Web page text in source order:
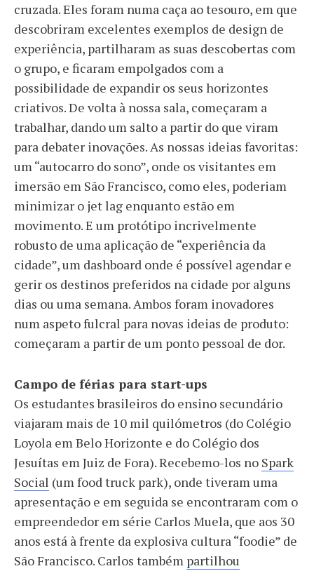
cruzada. Eles foram numa caça ao tesouro, em que
descobriram excelentes exemplos de design de
experiência, partilharam as suas descobertas com
o grupo, e ficaram empolgados com a
possibilidade de expandir os seus horizontes
criativos. De volta à nossa sala, começaram a
trabalhar, dando um salto a partir do que viram
para debater inovações. As nossas ideias favoritas:
um “autocarro do sono”, onde os visitantes em
imersão em São Francisco, como eles, poderiam
minimizar o jet lag enquanto estão em
movimento. E um protótipo incrivelmente
robusto de uma aplicação de “experiência da
cidade”, um dashboard onde é possível agendar e
gerir os destinos preferidos na cidade por alguns
dias ou uma semana. Ambos foram inovadores
num aspeto fulcral para novas ideias de produto:
começaram a partir de um ponto pessoal de dor.
Campo de férias para start-ups
Os estudantes brasileiros do ensino secundário
viajaram mais de 10 mil quilómetros (do Colégio
Loyola em Belo Horizonte e do Colégio dos
Jesuítas em Juiz de Fora). Recebemo-los no Spark
Social (um food truck park), onde tiveram uma
apresentação e em seguida se encontraram com o
empreendedor em série Carlos Muela, que aos 30
anos está à frente da explosiva cultura “foodie” de
São Francisco. Carlos também partilhou